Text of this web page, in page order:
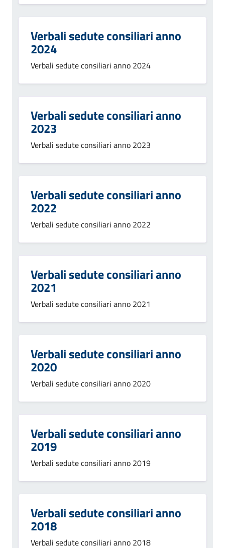
Verbali sedute consiliari anno
2024
Verbali sedute consiliari anno 2024
Verbali sedute consiliari anno
2023
Verbali sedute consiliari anno 2023
Verbali sedute consiliari anno
2022
Verbali sedute consiliari anno 2022
Verbali sedute consiliari anno
2021
Verbali sedute consiliari anno 2021
Verbali sedute consiliari anno
2020
Verbali sedute consiliari anno 2020
Verbali sedute consiliari anno
2019
Verbali sedute consiliari anno 2019
Verbali sedute consiliari anno
2018
Verbali sedute consiliari anno 2018